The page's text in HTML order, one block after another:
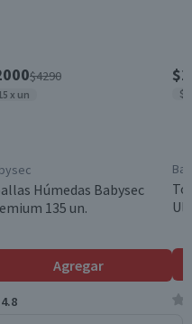
$4290
x un
Húmedas Babysec
135 un.
Agregar
4.8